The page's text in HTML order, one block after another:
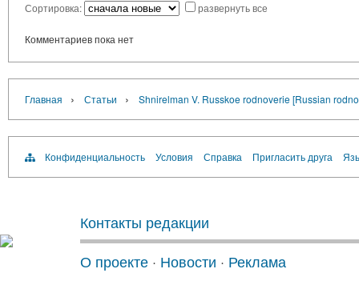
Сортировка: развернуть все
Комментариев пока нет
Главная › Статьи › Shnirelman V. Russkoe rodnoverie [Russian
Конфиденциальность Условия Справка Пригласить друга
Контакты редакции
О проекте · Новости · Реклама